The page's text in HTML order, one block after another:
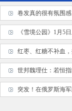
卷发真的很有氛围感